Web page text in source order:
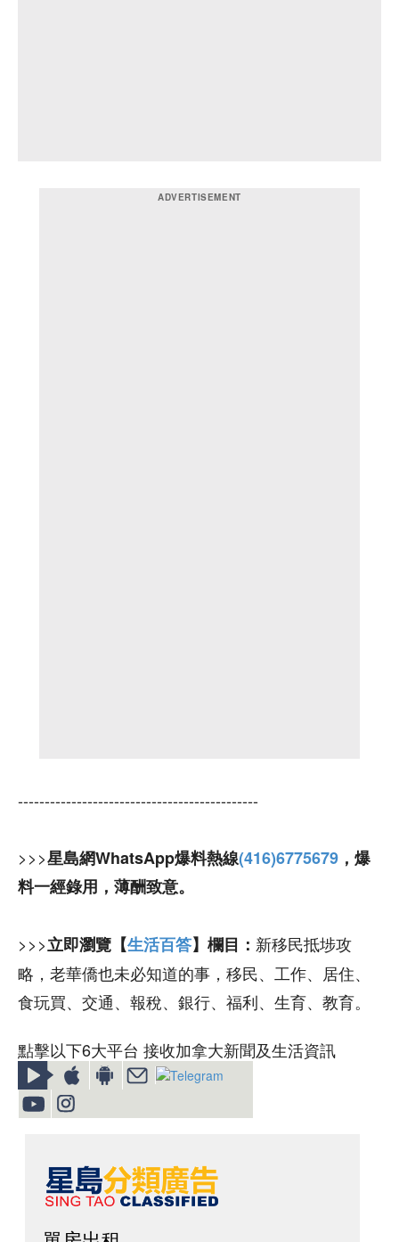
---------------------------------------------
>>>星島網WhatsApp爆料熱線(416)6775679 ，爆
料一經錄用，薄酬致意。
>>>立即瀏覽【生活百答】欄目： 新移民抵埗攻
略，老華僑也未必知道的事，移民、工作、居住、
食玩買、交通、報稅、銀行、福利、生育、教育。
點擊以下6大平台 接收加拿大新聞及生活資訊